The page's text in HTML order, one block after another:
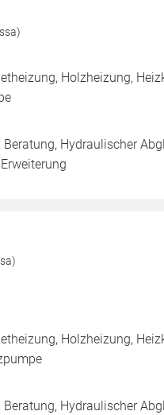
Holzheizung,
Hydraulischer
Holzheizung,
Hydraulischer